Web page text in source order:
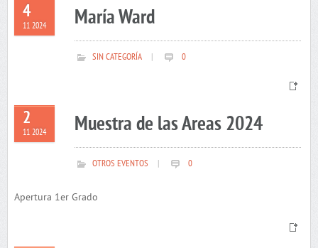
4
11 2024 María Ward
SIN CATEGORÍA 0
2
11 2024 Muestra de las Areas 2024
OTROS EVENTOS 0
Apertura 1er Grado